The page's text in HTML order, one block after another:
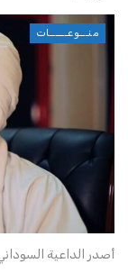
منـــوعــــــات
أصدر الداعية